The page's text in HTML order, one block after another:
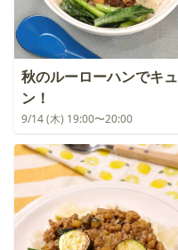
秋のルーローハンでキュ
ン！
9/14 (木) 19:00〜20:00